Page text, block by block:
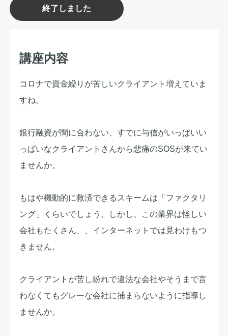
終了しました
講座内容
コロナで資金繰りが苦しいクライアント増えていま
すね。
銀行融資が間に合わない、すでに与信がいっぱいい
っぱいなクライアントさんから悲痛のSOSが来てい
ませんか。
もはや機動的に救済できるスキームは「ファクタリ
ング」くらいでしょう。しかし、この業界は怪しい
会社もたくさん、、インターネットでは見わけもつ
きません。
クライアントが苦し紛れで違法な会社やそうまで言
わなくてもグレーな会社に捕まらないように指導し
ませんか。